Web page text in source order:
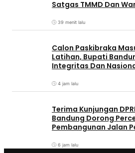
Satgas TMMD Dan
39 menit lalu
Calon Paskibraka
Latihan, Bupati
Integritas Dan
4 jam lalu
Terima Kunjungan
Bandung Dorong
Pembangunan Jalan
6 jam lalu